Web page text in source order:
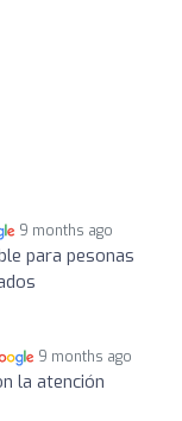
9 months ago
para pesonas
9 months ago
la atención